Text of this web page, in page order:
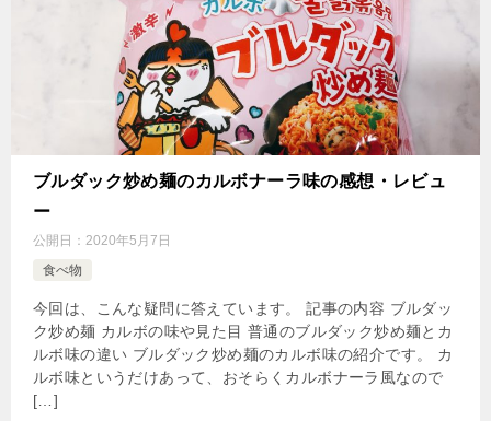
ブルダック炒め麺のカルボナーラ味の感想・レビュ
ー
公開日： 2020年5月7日
食べ物
今回は、こんな疑問に答えています。 記事の内容 ブルダッ
ク炒め麺 カルボの味や見た目 普通のブルダック炒め麺とカ
ルボ味の違い ブルダック炒め麺のカルボ味の紹介です。 カ
ルボ味というだけあって、おそらくカルボナーラ風なので
[…]